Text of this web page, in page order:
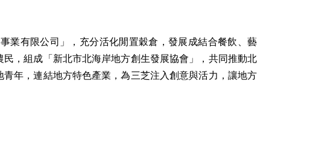
業有限公司」，充分活化閒置穀倉，發展成結合餐飲、藝
，組成「新北市北海岸地方創生發展協會」，共同推動北
年，連結地方特色產業，為三芝注入創意與活力，讓地方